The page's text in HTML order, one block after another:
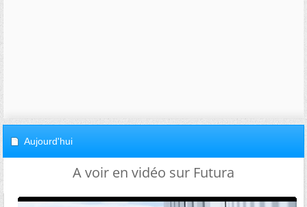
Aujourd'hui
A voir en vidéo sur Futura